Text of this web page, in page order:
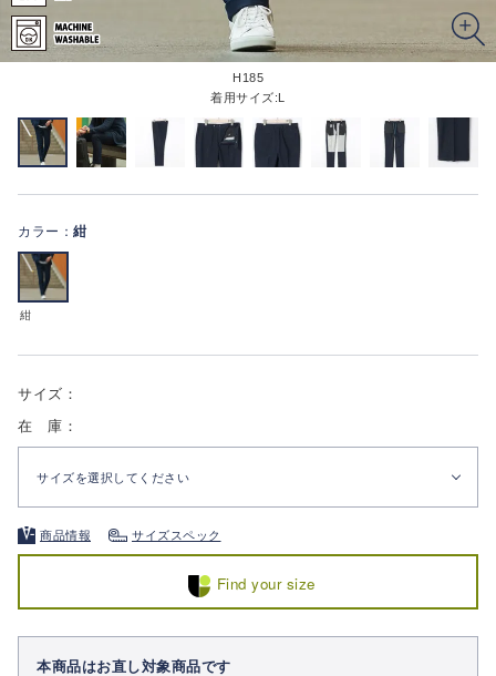
H185
着用サイズ:L
カラー： 紺
紺
サイズ：
在 庫：
サイズを選択してください
商品情報 サイズスペック
Find your size
本商品はお直し対象商品です